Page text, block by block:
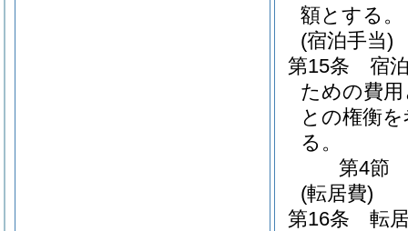
額とする。
(宿泊手当)
第15条
宿
ための費
との権衡
る。
第4節
(転居費)
第16条
転